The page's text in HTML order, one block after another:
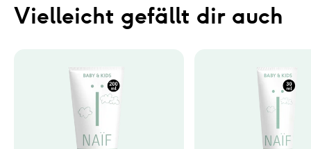
Vielleicht gefällt dir auch